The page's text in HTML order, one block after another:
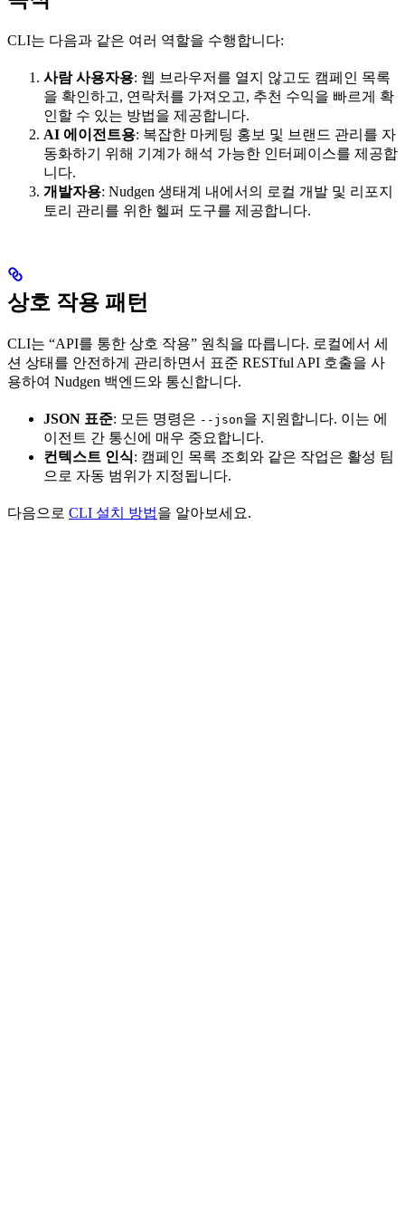
CLI는 다음과 같은 여러 역할을 수행합니다:
사람 사용자용: 웹 브라우저를 열지 않고도 캠페인 목록
을 확인하고, 연락처를 가져오고, 추천 수익을 빠르게 확
인할 수 있는 방법을 제공합니다.
AI 에이전트용: 복잡한 마케팅 홍보 및 브랜드 관리를 자
동화하기 위해 기계가 해석 가능한 인터페이스를 제공합
니다.
개발자용: Nudgen 생태계 내에서의 로컬 개발 및 리포지
토리 관리를 위한 헬퍼 도구를 제공합니다.
상호 작용 패턴
CLI는 “API를 통한 상호 작용” 원칙을 따릅니다. 로컬에서 세
션 상태를 안전하게 관리하면서 표준 RESTful API 호출을 사
용하여 Nudgen 백엔드와 통신합니다.
JSON 표준: 모든 명령은 --json을 지원합니다. 이는 에
이전트 간 통신에 매우 중요합니다.
컨텍스트 인식: 캠페인 목록 조회와 같은 작업은 활성 팀
으로 자동 범위가 지정됩니다.
다음으로 CLI 설치 방법을 알아보세요.